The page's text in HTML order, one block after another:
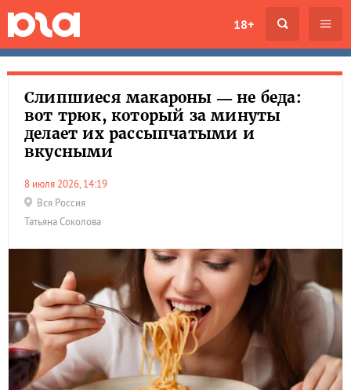
18+
Слипшиеся макароны — не беда:
вот трюк, который за минуты
делает их рассыпчатыми и
вкусными
8 июля 2026, 14:19
Вся Россия
Татьяна Соколова